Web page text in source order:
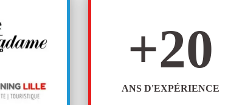
ANS D'EXPÉRIENCE
+20